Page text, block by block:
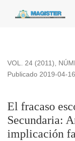
El fracaso
VOL. 24 (2011),
El fracaso
Secundaria:
implicación
Publicado 2019-04-16